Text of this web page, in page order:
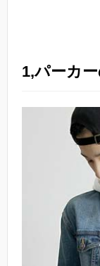
1,パーカ